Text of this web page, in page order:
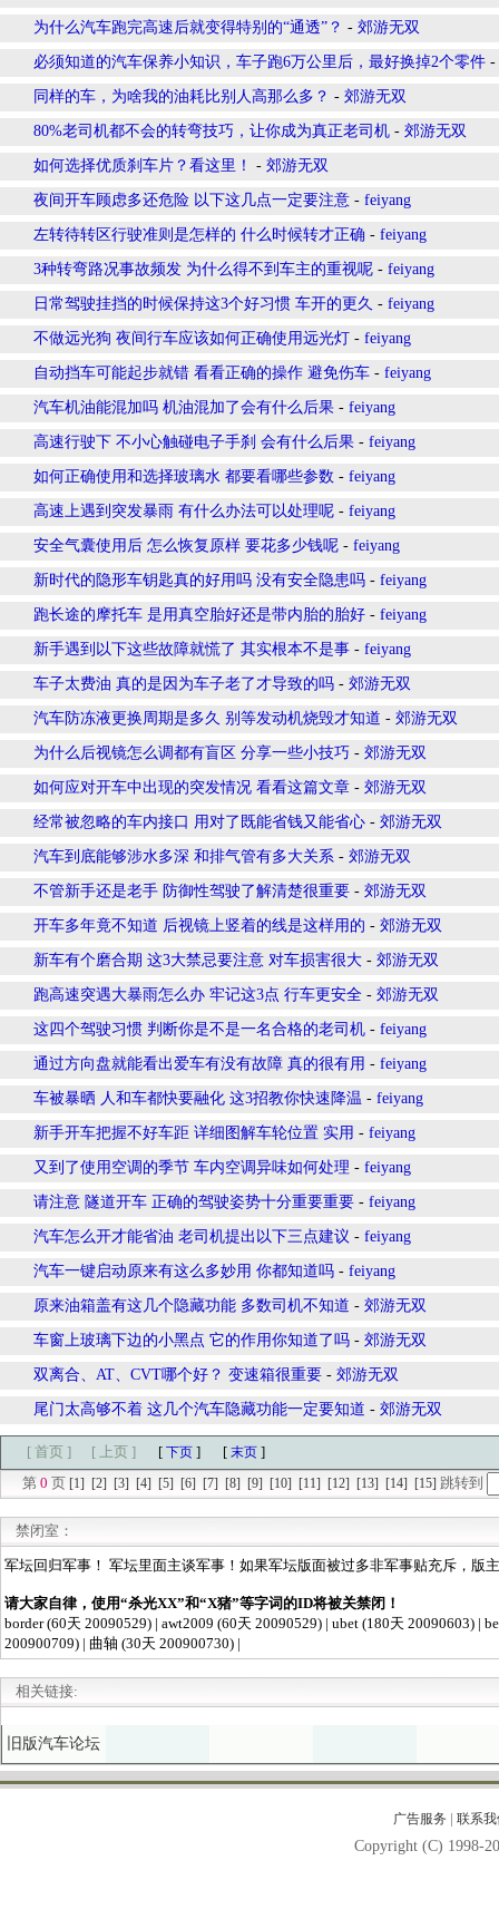
为什么汽车跑完高速后就变得特别的“通透”？ - 郊游无双
必须知道的汽车保养小知识，车子跑6万公里后，最好换掉2个零件 -
同样的车，为啥我的油耗比别人高那么多？ - 郊游无双
80%老司机都不会的转弯技巧，让你成为真正老司机 - 郊游无双
如何选择优质刹车片？看这里！ - 郊游无双
夜间开车顾虑多还危险 以下这几点一定要注意 - feiyang
左转待转区行驶准则是怎样的 什么时候转才正确 - feiyang
3种转弯路况事故频发 为什么得不到车主的重视呢 - feiyang
日常驾驶挂挡的时候保持这3个好习惯 车开的更久 - feiyang
不做远光狗 夜间行车应该如何正确使用远光灯 - feiyang
自动挡车可能起步就错 看看正确的操作 避免伤车 - feiyang
汽车机油能混加吗 机油混加了会有什么后果 - feiyang
高速行驶下 不小心触碰电子手刹 会有什么后果 - feiyang
如何正确使用和选择玻璃水 都要看哪些参数 - feiyang
高速上遇到突发暴雨 有什么办法可以处理呢 - feiyang
安全气囊使用后 怎么恢复原样 要花多少钱呢 - feiyang
新时代的隐形车钥匙真的好用吗 没有安全隐患吗 - feiyang
跑长途的摩托车 是用真空胎好还是带内胎的胎好 - feiyang
新手遇到以下这些故障就慌了 其实根本不是事 - feiyang
车子太费油 真的是因为车子老了才导致的吗 - 郊游无双
汽车防冻液更换周期是多久 别等发动机烧毁才知道 - 郊游无双
为什么后视镜怎么调都有盲区 分享一些小技巧 - 郊游无双
如何应对开车中出现的突发情况 看看这篇文章 - 郊游无双
经常被忽略的车内接口 用对了既能省钱又能省心 - 郊游无双
汽车到底能够涉水多深 和排气管有多大关系 - 郊游无双
不管新手还是老手 防御性驾驶了解清楚很重要 - 郊游无双
开车多年竟不知道 后视镜上竖着的线是这样用的 - 郊游无双
新车有个磨合期 这3大禁忌要注意 对车损害很大 - 郊游无双
跑高速突遇大暴雨怎么办 牢记这3点 行车更安全 - 郊游无双
这四个驾驶习惯 判断你是不是一名合格的老司机 - feiyang
通过方向盘就能看出爱车有没有故障 真的很有用 - feiyang
车被暴晒 人和车都快要融化 这3招教你快速降温 - feiyang
新手开车把握不好车距 详细图解车轮位置 实用 - feiyang
又到了使用空调的季节 车内空调异味如何处理 - feiyang
请注意 隧道开车 正确的驾驶姿势十分重要重要 - feiyang
汽车怎么开才能省油 老司机提出以下三点建议 - feiyang
汽车一键启动原来有这么多妙用 你都知道吗 - feiyang
原来油箱盖有这几个隐藏功能 多数司机不知道 - 郊游无双
车窗上玻璃下边的小黑点 它的作用你知道了吗 - 郊游无双
双离合、AT、CVT哪个好？ 变速箱很重要 - 郊游无双
尾门太高够不着 这几个汽车隐藏功能一定要知道 - 郊游无双
[ 首页 ] [ 上页 ] [ 下页 ] [ 末页 ]
第 0 页 [1] [2] [3] [4] [5] [6] [7] [8] [9] [10] [11] [12] [13] [14] [15] 跳转到
禁闭室：
相关链接:
旧版汽车论坛
广告服务 | 联系
Copyright (C) 1998-